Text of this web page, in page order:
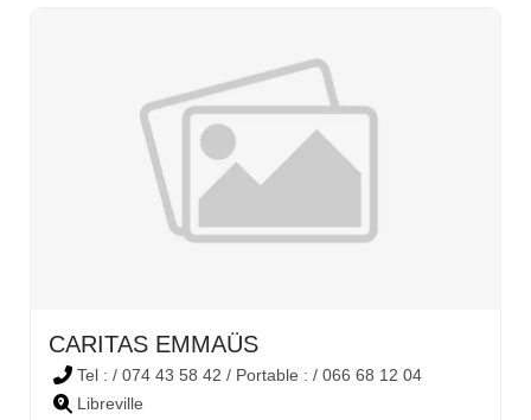
CARITAS EMMAÜS
Tel : / 074 43 58 42 / Portable : / 066 68 12 04
Libreville